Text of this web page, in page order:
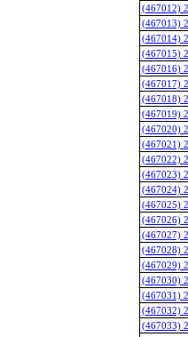
(467012)
(467013)
(467014)
(467015)
(467016)
(467017)
(467018)
(467019)
(467020)
(467021)
(467022)
(467023)
(467024)
(467025)
(467026)
(467027)
(467028)
(467029)
(467030)
(467031)
(467032)
(467033)